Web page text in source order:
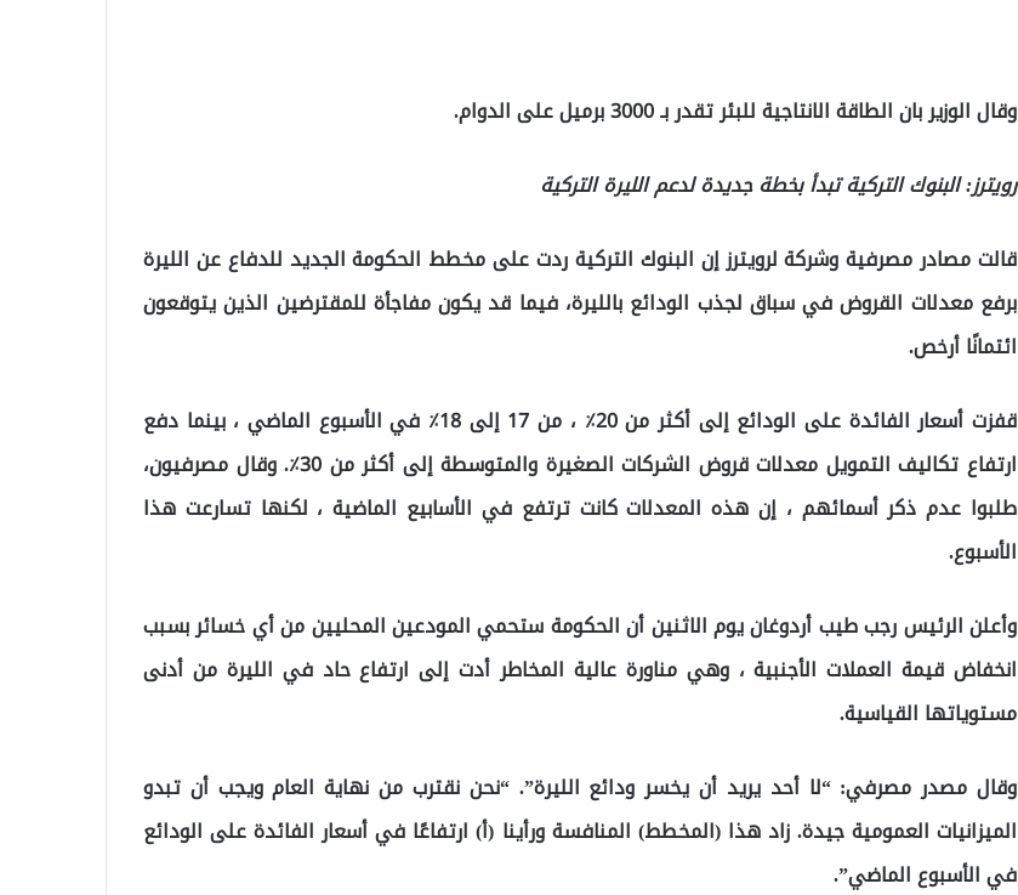
وقال الوزير بان الطاقة الانتاجية للبئر تقدر بـ 3000 برميل على الدوام.
رويترز: البنوك التركية تبدأ بخطة جديدة لدعم الليرة التركية
قالت مصادر مصرفية وشركة لرويترز إن البنوك التركية ردت على مخطط الحكومة الجديد للدفاع عن الليرة
برفع معدلات القروض في سباق لجذب الودائع بالليرة، فيما قد يكون مفاجأة للمقترضين الذين يتوقعون
ائتمانًا أرخص.
قفزت أسعار الفائدة على الودائع إلى أكثر من 20٪ ، من 17 إلى 18٪ في الأسبوع الماضي ، بينما دفع
ارتفاع تكاليف التمويل معدلات قروض الشركات الصغيرة والمتوسطة إلى أكثر من 30٪. وقال مصرفيون،
طلبوا عدم ذكر أسمائهم ، إن هذه المعدلات كانت ترتفع في الأسابيع الماضية ، لكنها تسارعت هذا
الأسبوع.
وأعلن الرئيس رجب طيب أردوغان يوم الاثنين أن الحكومة ستحمي المودعين المحليين من أي خسائر بسبب
انخفاض قيمة العملات الأجنبية ، وهي مناورة عالية المخاطر أدت إلى ارتفاع حاد في الليرة من أدنى
مستوياتها القياسية.
وقال مصدر مصرفي: “لا أحد يريد أن يخسر ودائع الليرة”. “نحن نقترب من نهاية العام ويجب أن تبدو
الميزانيات العمومية جيدة. زاد هذا (المخطط) المنافسة ورأينا (أ) ارتفاعًا في أسعار الفائدة على الودائع
في الأسبوع الماضي”.